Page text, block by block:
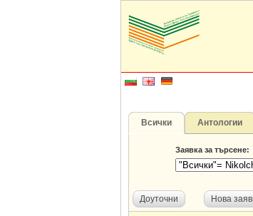
Всички Антологии
Заявка за търсене:
Доуточни Нова